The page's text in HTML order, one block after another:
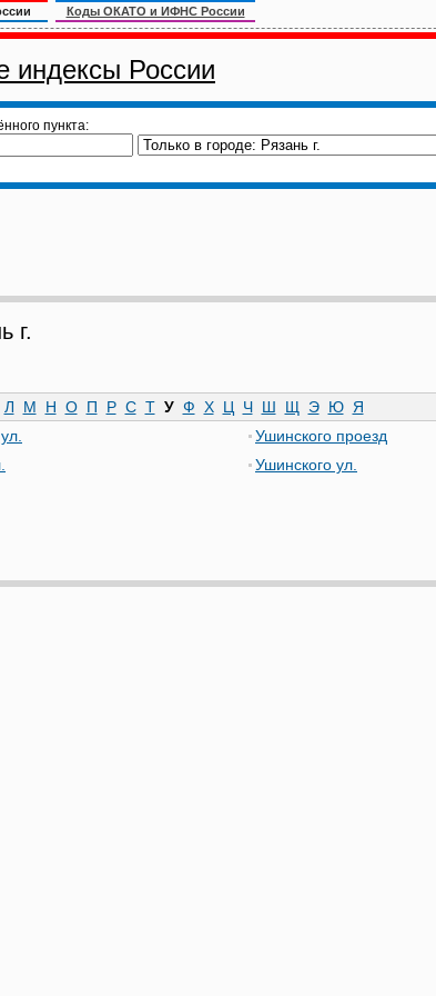
Коды ОКАТО и ИФНС России
индексы России
пункта:
г.
Л М Н О П Р С Т У Ф Х Ц Ч Ш Щ Э Ю Я
Ушинского проезд
Ушинского ул.